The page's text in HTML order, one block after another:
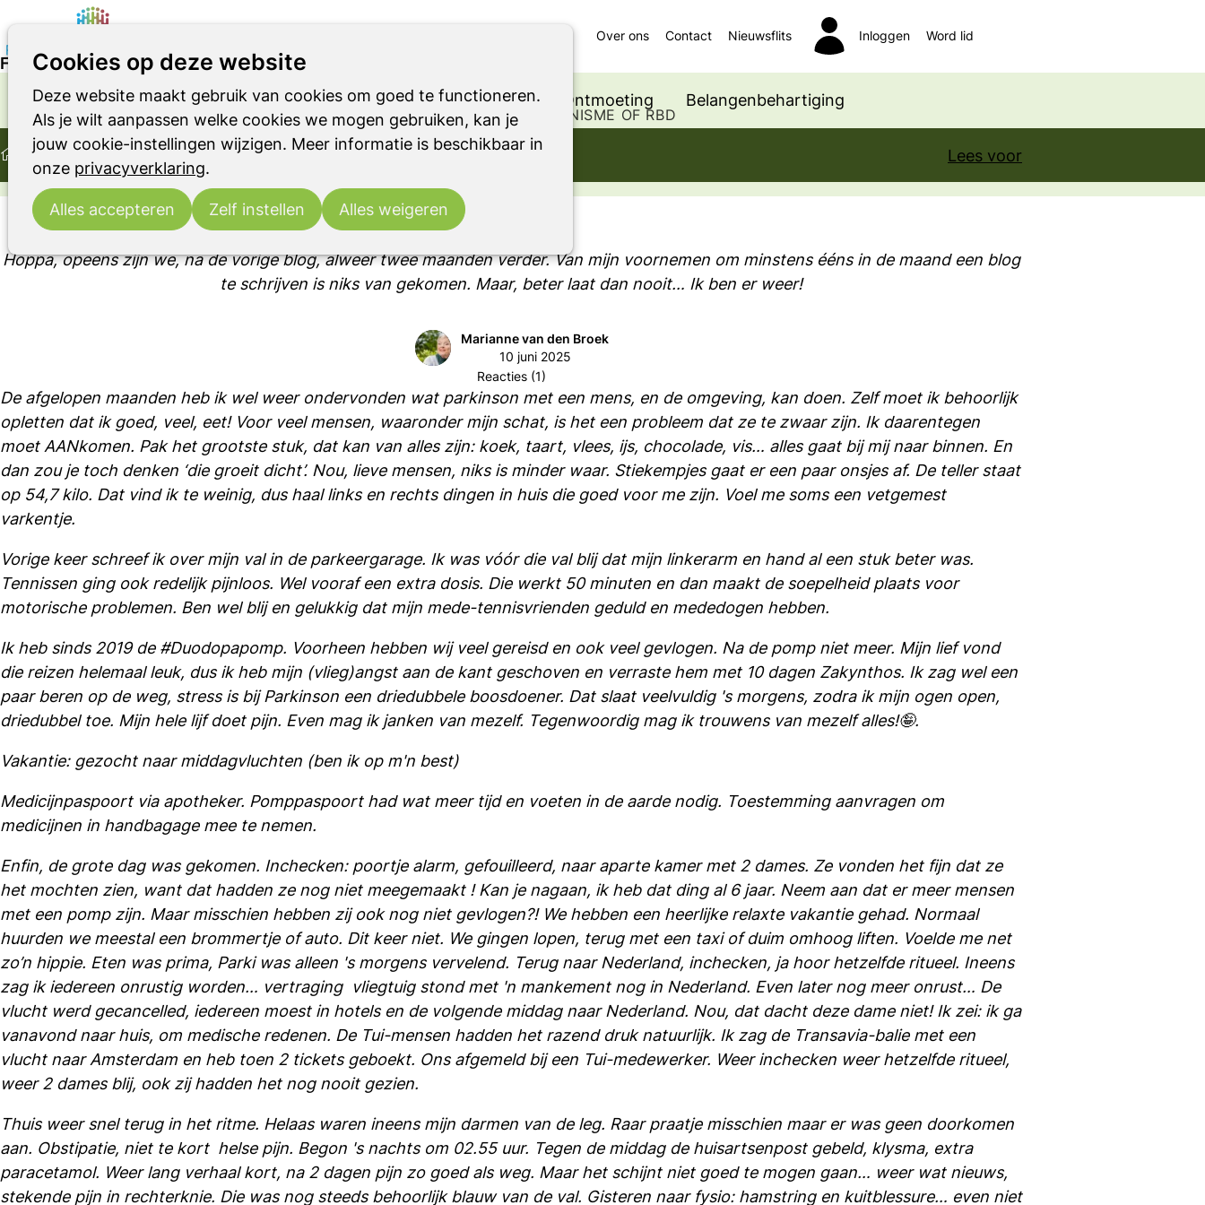
Cookies op deze website
Deze website maakt gebruik van cookies om goed te functioneren.
Als je wilt aanpassen welke cookies we mogen gebruiken, kan je
jouw cookie-instellingen wijzigen. Meer informatie is beschikbaar in
onze privacyverklaring.
Alles accepteren Zelf instellen Alles weigeren
Home
Parkinson Parkinsonismen RBD Ondersteuning Ontmoeting Belangenbehartiging
Over ons Contact Nieuwsflits Inloggen Word lid
Ontmoeting Ervaringsverhalen Fouilleren Lees voor
Fouilleren
OVER LEVEN MET DE ZIEKTE VAN PARKINSON OF EEN ANDER PARKINSONISME OF RBD
Ervaringsverhaal
Hoppa, opeens zijn we, na de vorige blog, alweer twee maanden verder. Van mijn voornemen om minstens ééns in de maand een blog
te schrijven is niks van gekomen. Maar, beter laat dan nooit… Ik ben er weer!
Marianne van den Broek
10 juni 2025
Reacties (1)
De afgelopen maanden heb ik wel weer ondervonden wat parkinson met een mens, en de omgeving, kan doen. Zelf moet ik behoorlijk
opletten dat ik goed, veel, eet! Voor veel mensen, waaronder mijn schat, is het een probleem dat ze te zwaar zijn. Ik daarentegen
moet AANkomen. Pak het grootste stuk, dat kan van alles zijn: koek, taart, vlees, ijs, chocolade, vis… alles gaat bij mij naar binnen. En
dan zou je toch denken ‘die groeit dicht’. Nou, lieve mensen, niks is minder waar. Stiekempjes gaat er een paar onsjes af. De teller staat
op 54,7 kilo. Dat vind ik te weinig, dus haal links en rechts dingen in huis die goed voor me zijn. Voel me soms een vetgemest
varkentje.
Vorige keer schreef ik over mijn val in de parkeergarage. Ik was vóór die val blij dat mijn linkerarm en hand al een stuk beter was.
Tennissen ging ook redelijk pijnloos. Wel vooraf een extra dosis. Die werkt 50 minuten en dan maakt de soepelheid plaats voor
motorische problemen. Ben wel blij en gelukkig dat mijn mede-tennisvrienden geduld en mededogen hebben.
Ik heb sinds 2019 de #Duodopapomp. Voorheen hebben wij veel gereisd en ook veel gevlogen. Na de pomp niet meer. Mijn lief vond
die reizen helemaal leuk, dus ik heb mijn (vlieg)angst aan de kant geschoven en verraste hem met 10 dagen Zakynthos. Ik zag wel een
paar beren op de weg, stress is bij Parkinson een driedubbele boosdoener. Dat slaat veelvuldig 's morgens, zodra ik mijn ogen open,
driedubbel toe. Mijn hele lijf doet pijn. Even mag ik janken van mezelf. Tegenwoordig mag ik trouwens van mezelf alles!🤪.
Vakantie: gezocht naar middagvluchten (ben ik op m'n best)
Medicijnpaspoort via apotheker. Pomppaspoort had wat meer tijd en voeten in de aarde nodig. Toestemming aanvragen om
medicijnen in handbagage mee te nemen.
Enfin, de grote dag was gekomen. Inchecken: poortje alarm, gefouilleerd, naar aparte kamer met 2 dames. Ze vonden het fijn dat ze
het mochten zien, want dat hadden ze nog niet meegemaakt ! Kan je nagaan, ik heb dat ding al 6 jaar. Neem aan dat er meer mensen
met een pomp zijn. Maar misschien hebben zij ook nog niet gevlogen?! We hebben een heerlijke relaxte vakantie gehad. Normaal
huurden we meestal een brommertje of auto. Dit keer niet. We gingen lopen, terug met een taxi of duim omhoog liften. Voelde me net
zo’n hippie. Eten was prima, Parki was alleen 's morgens vervelend. Terug naar Nederland, inchecken, ja hoor hetzelfde ritueel. Ineens
zag ik iedereen onrustig worden… vertraging vliegtuig stond met 'n mankement nog in Nederland. Even later nog meer onrust… De
vlucht werd gecancelled, iedereen moest in hotels en de volgende middag naar Nederland. Nou, dat dacht deze dame niet! Ik zei: ik ga
vanavond naar huis, om medische redenen. De Tui-mensen hadden het razend druk natuurlijk. Ik zag de Transavia-balie met een
vlucht naar Amsterdam en heb toen 2 tickets geboekt. Ons afgemeld bij een Tui-medewerker. Weer inchecken weer hetzelfde ritueel,
weer 2 dames blij, ook zij hadden het nog nooit gezien.
Thuis weer snel terug in het ritme. Helaas waren ineens mijn darmen van de leg. Raar praatje misschien maar er was geen doorkomen
aan. Obstipatie, niet te kort helse pijn. Begon 's nachts om 02.55 uur. Tegen de middag de huisartsenpost gebeld, klysma, extra
paracetamol. Weer lang verhaal kort, na 2 dagen pijn zo goed als weg. Maar het schijnt niet goed te mogen gaan… weer wat nieuws,
stekende pijn in rechterknie. Die was nog steeds behoorlijk blauw van de val. Gisteren naar fysio: hamstring en kuitblessure… even niet